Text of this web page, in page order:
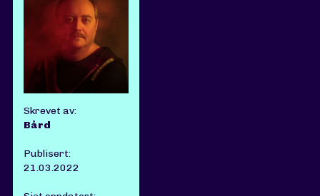
Skrevet av:
Bård
Publisert:
21.03.2022